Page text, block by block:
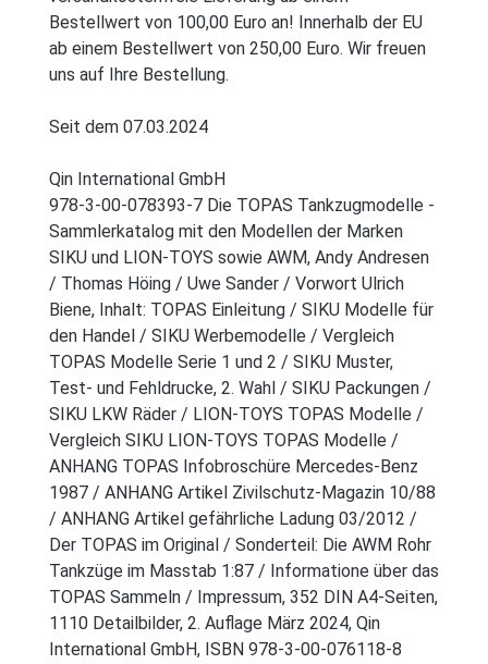
Bestellwert von 100,00 Euro an! Innerhalb der EU
ab einem Bestellwert von 250,00 Euro. Wir freuen
uns auf Ihre Bestellung.
Seit dem 07.03.2024
Qin International GmbH
978-3-00-078393-7 Die TOPAS Tankzugmodelle -
Sammlerkatalog mit den Modellen der Marken
SIKU und LION-TOYS sowie AWM, Andy Andresen
/ Thomas Höing / Uwe Sander / Vorwort Ulrich
Biene, Inhalt: TOPAS Einleitung / SIKU Modelle für
den Handel / SIKU Werbemodelle / Vergleich
TOPAS Modelle Serie 1 und 2 / SIKU Muster,
Test- und Fehldrucke, 2. Wahl / SIKU Packungen /
SIKU LKW Räder / LION-TOYS TOPAS Modelle /
Vergleich SIKU LION-TOYS TOPAS Modelle /
ANHANG TOPAS Infobroschüre Mercedes-Benz
1987 / ANHANG Artikel Zivilschutz-Magazin 10/88
/ ANHANG Artikel gefährliche Ladung 03/2012 /
Der TOPAS im Original / Sonderteil: Die AWM Rohr
Tankzüge im Masstab 1:87 / Informatione über das
TOPAS Sammeln / Impressum, 352 DIN A4-Seiten,
1110 Detailbilder, 2. Auflage März 2024, Qin
International GmbH, ISBN 978-3-00-076118-8